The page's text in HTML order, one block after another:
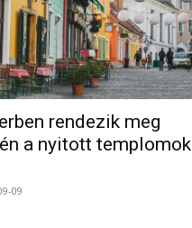
rendezik meg
a nyitott templomok
09